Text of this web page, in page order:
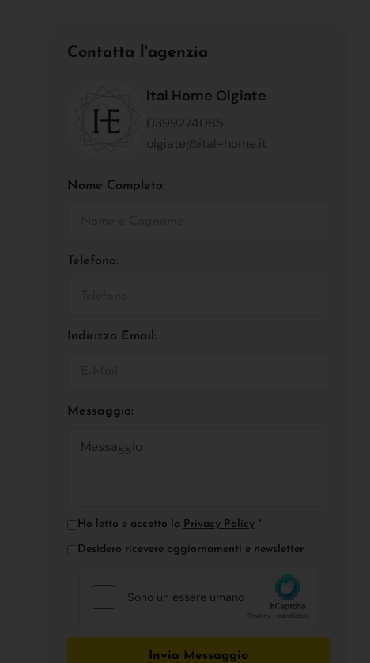
Contatta l'agenzia
Ital Home Olgiate
0399274065
olgiate@ital-home.it
Nome Completo:
Telefono:
Indirizzo Email:
Messaggio:
Ho letto e accetto la Privacy Policy *
Desidero ricevere aggiornamenti e newsletter
Invia Messaggio